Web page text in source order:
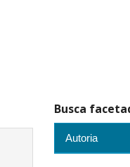
Busca
Autoria